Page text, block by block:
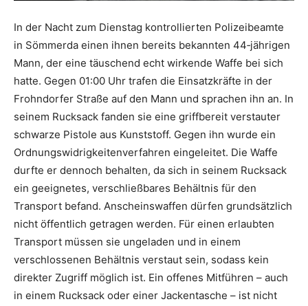
In der Nacht zum Dienstag kontrollierten Polizeibeamte
in Sömmerda einen ihnen bereits bekannten 44‑jährigen
Mann, der eine täuschend echt wirkende Waffe bei sich
hatte. Gegen 01:00 Uhr trafen die Einsatzkräfte in der
Frohndorfer Straße auf den Mann und sprachen ihn an. In
seinem Rucksack fanden sie eine griffbereit verstauter
schwarze Pistole aus Kunststoff. Gegen ihn wurde ein
Ordnungswidrigkeitenverfahren eingeleitet. Die Waffe
durfte er dennoch behalten, da sich in seinem Rucksack
ein geeignetes, verschließbares Behältnis für den
Transport befand. Anscheinswaffen dürfen grundsätzlich
nicht öffentlich getragen werden. Für einen erlaubten
Transport müssen sie ungeladen und in einem
verschlossenen Behältnis verstaut sein, sodass kein
direkter Zugriff möglich ist. Ein offenes Mitführen – auch
in einem Rucksack oder einer Jackentasche – ist nicht